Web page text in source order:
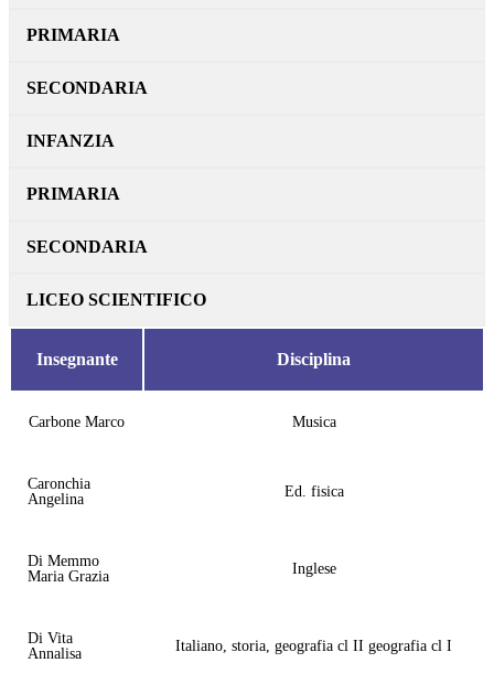
PRIMARIA
SECONDARIA
INFANZIA
PRIMARIA
SECONDARIA
LICEO SCIENTIFICO
Insegnante Disciplina
Carbone Marco Musica
Caronchia
Angelina
Ed. fisica
Di Memmo
Maria Grazia
Inglese
Di Vita
Annalisa
Italiano, storia, geografia cl II geografia cl I